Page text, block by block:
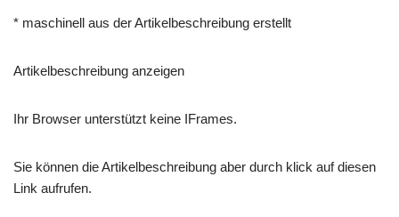
* maschinell aus der Artikelbeschreibung erstellt
Artikelbeschreibung anzeigen
Ihr Browser unterstützt keine IFrames.
Sie können die Artikelbeschreibung aber durch klick auf diesen
Link aufrufen.